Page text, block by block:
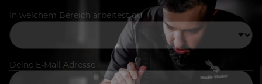
In welchem Bereich arbeitest du
Deine E-Mail Adresse